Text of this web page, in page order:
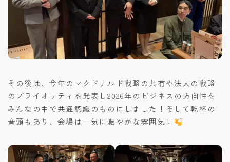
その後は、今年のマクドナルド戦略の共有や法人の戦略
のプライオリティを発表し2026年のビジネスの方向性を
みんなの中で共通認識のものにしました！そして乾杯の
音頭もあり、会場は一気に賑やかな雰囲気に